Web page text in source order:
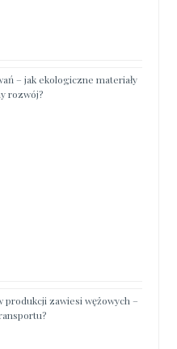
– jak ekologiczne materiały
rozwój?
produkcji zawiesi wężowych –